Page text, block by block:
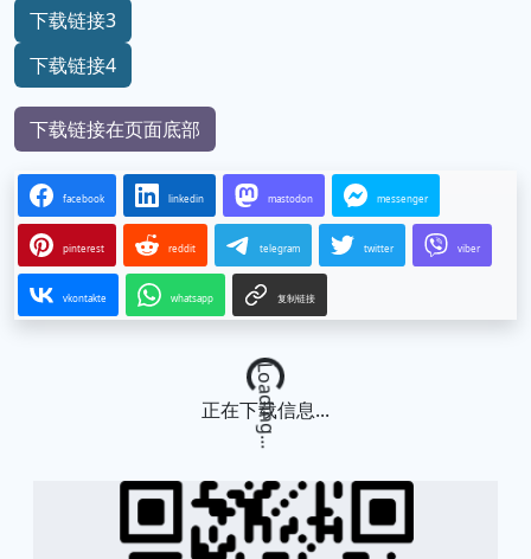
下载链接3
下载链接4
下载链接在页面底部
facebook linkedin mastodon messenger
pinterest reddit telegram twitter viber
vkontakte whatsapp 复制链接
Loading...
正在下载信息...